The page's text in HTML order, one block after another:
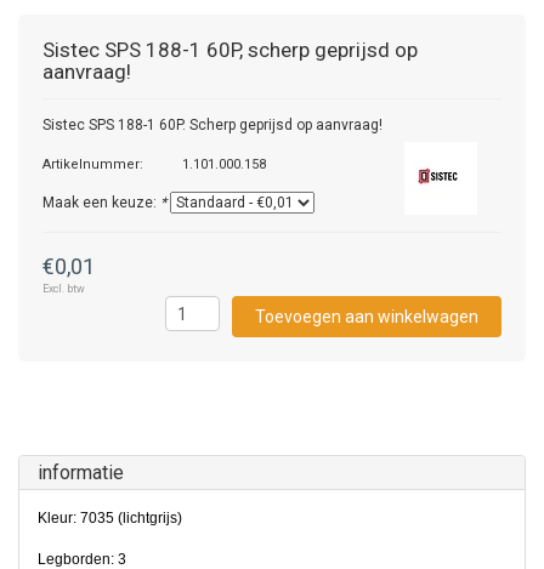
Sistec SPS 188-1 60P, scherp geprijsd op
aanvraag!
Sistec SPS 188-1 60P. Scherp geprijsd op aanvraag!
Artikelnummer: 1.101.000.158
Maak een keuze: *
€0,01
Excl. btw
Toevoegen aan winkelwagen
informatie
Kleur: 7035 (lichtgrijs)
Legborden: 3